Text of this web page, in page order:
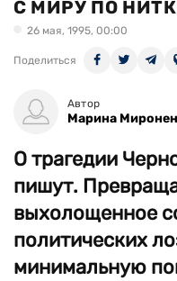
С МИРУ ПО
26 мая, 1995, 00:00
Поделиться
Автор
Марина
О трагедии
пишут.
выхолощенное
политических
минимальную